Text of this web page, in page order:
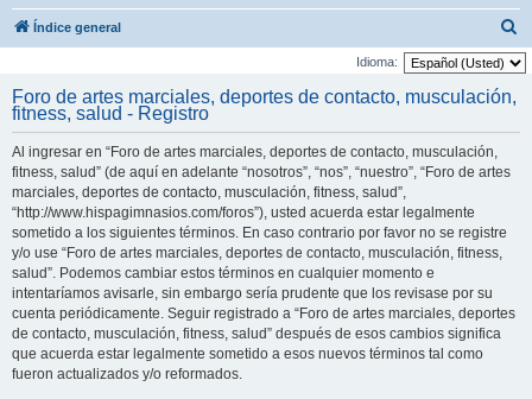
Índice general
u
Idioma:
Foro de artes marciales, deportes de contacto, musculación,
fitness, salud - Registro
Al ingresar en “Foro de artes marciales, deportes de contacto, musculación,
fitness, salud” (de aquí en adelante “nosotros”, “nos”, “nuestro”, “Foro de artes
marciales, deportes de contacto, musculación, fitness, salud”,
“http://www.hispagimnasios.com/foros”), usted acuerda estar legalmente
sometido a los siguientes términos. En caso contrario por favor no se registre
y/o use “Foro de artes marciales, deportes de contacto, musculación, fitness,
salud”. Podemos cambiar estos términos en cualquier momento e
intentaríamos avisarle, sin embargo sería prudente que los revisase por su
cuenta periódicamente. Seguir registrado a “Foro de artes marciales, deportes
de contacto, musculación, fitness, salud” después de esos cambios significa
que acuerda estar legalmente sometido a esos nuevos términos tal como
fueron actualizados y/o reformados.